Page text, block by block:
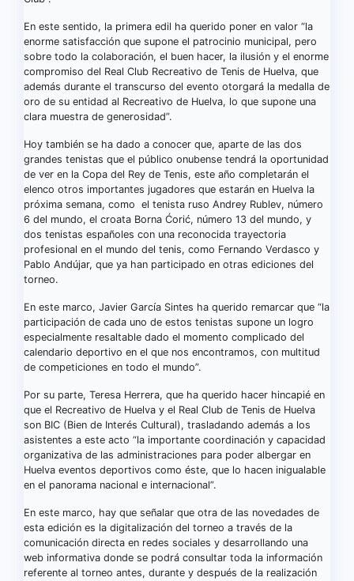
En este sentido, la primera edil ha querido poner en valor “la
enorme satisfacción que supone el patrocinio municipal, pero
sobre todo la colaboración, el buen hacer, la ilusión y el enorme
compromiso del Real Club Recreativo de Tenis de Huelva, que
además durante el transcurso del evento otorgará la medalla de
oro de su entidad al Recreativo de Huelva, lo que supone una
clara muestra de generosidad”.
Hoy también se ha dado a conocer que, aparte de las dos
grandes tenistas que el público onubense tendrá la oportunidad
de ver en la Copa del Rey de Tenis, este año completarán el
elenco otros importantes jugadores que estarán en Huelva la
próxima semana, como el tenista ruso Andrey Rublev, número
6 del mundo, el croata Borna Ćorić, número 13 del mundo, y
dos tenistas españoles con una reconocida trayectoria
profesional en el mundo del tenis, como Fernando Verdasco y
Pablo Andújar, que ya han participado en otras ediciones del
torneo.
En este marco, Javier García Sintes ha querido remarcar que “la
participación de cada uno de estos tenistas supone un logro
especialmente resaltable dado el momento complicado del
calendario deportivo en el que nos encontramos, con multitud
de competiciones en todo el mundo”.
Por su parte, Teresa Herrera, que ha querido hacer hincapié en
que el Recreativo de Huelva y el Real Club de Tenis de Huelva
son BIC (Bien de Interés Cultural), trasladando además a los
asistentes a este acto “la importante coordinación y capacidad
organizativa de las administraciones para poder albergar en
Huelva eventos deportivos como éste, que lo hacen inigualable
en el panorama nacional e internacional”.
En este marco, hay que señalar que otra de las novedades de
esta edición es la digitalización del torneo a través de la
comunicación directa en redes sociales y desarrollando una
web informativa donde se podrá consultar toda la información
referente al torneo antes, durante y después de la realización